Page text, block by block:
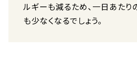
ルギーも減るため、一日あたり
も少なくなるでしょう。